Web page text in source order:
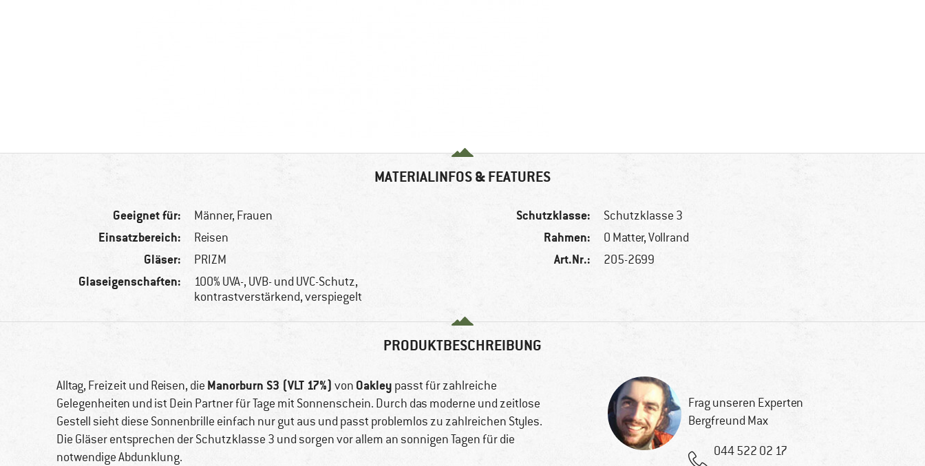
MATERIALINFOS & FEATURES
Geeignet für: Männer, Frauen
Einsatzbereich: Reisen
Gläser: PRIZM
Glaseigenschaften:
100% UVA-, UVB- und UVC-Schutz,
kontrastverstärkend, verspiegelt
Schutzklasse: Schutzklasse 3
Rahmen: O Matter, Vollrand
Art.Nr.: 205-2699
PRODUKTBESCHREIBUNG
Alltag, Freizeit und Reisen, die Manorburn S3 (VLT 17%) von Oakley passt für zahlreiche
Gelegenheiten und ist Dein Partner für Tage mit Sonnenschein. Durch das moderne und zeitlose
Gestell sieht diese Sonnenbrille einfach nur gut aus und passt problemlos zu zahlreichen Styles.
Die Gläser entsprechen der Schutzklasse 3 und sorgen vor allem an sonnigen Tagen für die
notwendige Abdunklung.
Frag unseren Experten
Bergfreund Max
044 522 02 17